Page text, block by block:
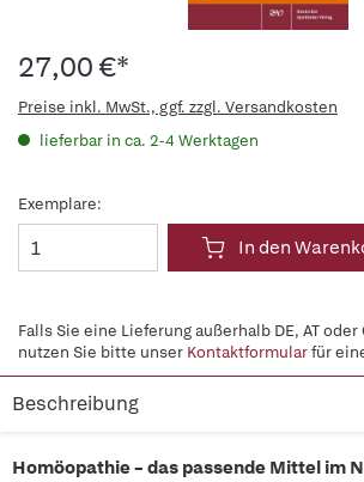
27,00 €*
Preise inkl. MwSt., ggf. zzgl. Versandkosten
lieferbar in ca. 2-4 Werktagen
Exemplare:
In den
Falls Sie eine Lieferung außerhalb DE, AT
nutzen Sie bitte unser Kontaktformularfür
Beschreibung
Homöopathie – das passende Mittel im